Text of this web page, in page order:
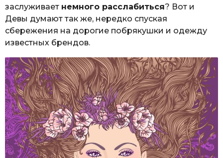
заслуживает немного расслабиться? Вот и
Девы думают так же, нередко спуская
сбережения на дорогие побрякушки и одежду
известных брендов.